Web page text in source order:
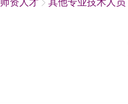
师资人才 其他专业技术人员